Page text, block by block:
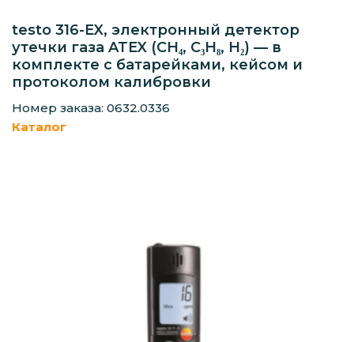
testo 316-EX, электронный детектор
утечки газа ATEX (CH₄, C₃H₈, H₂) — в
комплекте с батарейками, кейсом и
протоколом калибровки
Номер заказа: 0632.0336
Каталог